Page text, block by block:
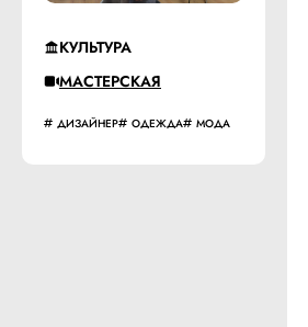
КУЛЬТУРА
МАСТЕРСКАЯ
ДИЗАЙНЕР ОДЕЖДА МОДА